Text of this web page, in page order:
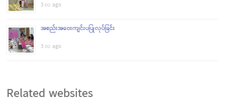
3 လ ago
အစည်းအဝေးကျင်းပပြုလုပ်ခြင်း
3 လ ago
Related websites